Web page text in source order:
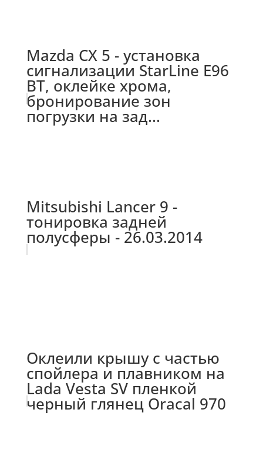
Mazda CX 5 - установка
сигнализации StarLine E96
BT, оклейке хрома,
бронирование зон
погрузки на зад...
Mitsubishi Lancer 9 -
тонировка задней
полусферы - 26.03.2014
Оклеили крышу с частью
спойлера и плавником на
Lada Vesta SV пленкой
черный глянец Oracal 970